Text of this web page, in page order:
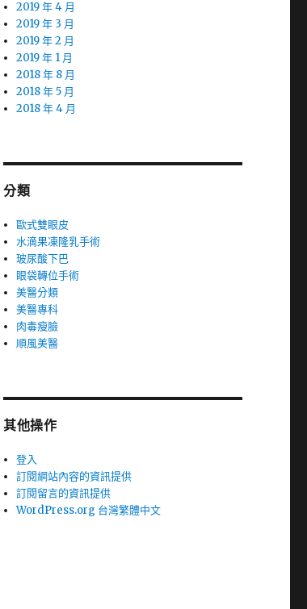
2019 年 4 月
2019 年 3 月
2019 年 2 月
2019 年 1 月
2018 年 8 月
2018 年 5 月
2018 年 4 月
分類
歐式雙眼皮
水滴果凍隆乳手術
玻尿酸下巴
眼袋轉位手術
美醫分類
美醫專科
肉毒瘦臉
順風美醫
其他操作
登入
訂閱網站內容的資訊提供
訂閱留言的資訊提供
WordPress.org 台灣繁體中文